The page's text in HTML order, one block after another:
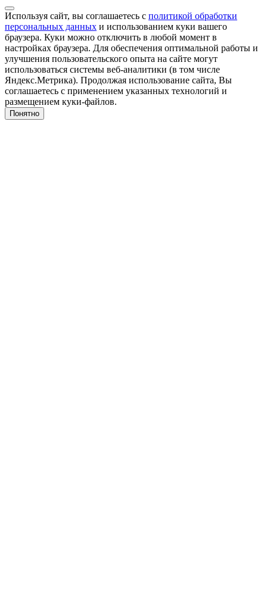
Используя сайт, вы соглашаетесь с политикой обработки
персональных данных и использованием куки вашего
браузера. Куки можно отключить в любой момент в
настройках браузера. Для обеспечения оптимальной работы и
улучшения пользовательского опыта на сайте могут
использоваться системы веб-аналитики (в том числе
Яндекс.Метрика). Продолжая использование сайта, Вы
соглашаетесь с применением указанных технологий и
размещением куки-файлов.
Понятно